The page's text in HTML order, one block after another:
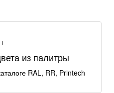
+
из палитры
RAL, RR, Printech